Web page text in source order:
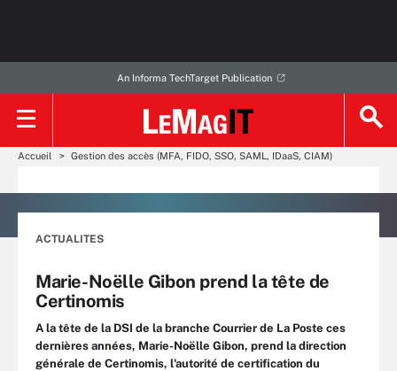
An Informa TechTarget Publication
Accueil Gestion des accès (MFA, FIDO, SSO, SAML, IDaaS, CIAM)
ACTUALITES
Marie-Noëlle Gibon prend la tête de
Certinomis
A la tête de la DSI de la branche Courrier de La Poste ces
dernières années, Marie-Noëlle Gibon, prend la direction
générale de Certinomis, l'autorité de certification du